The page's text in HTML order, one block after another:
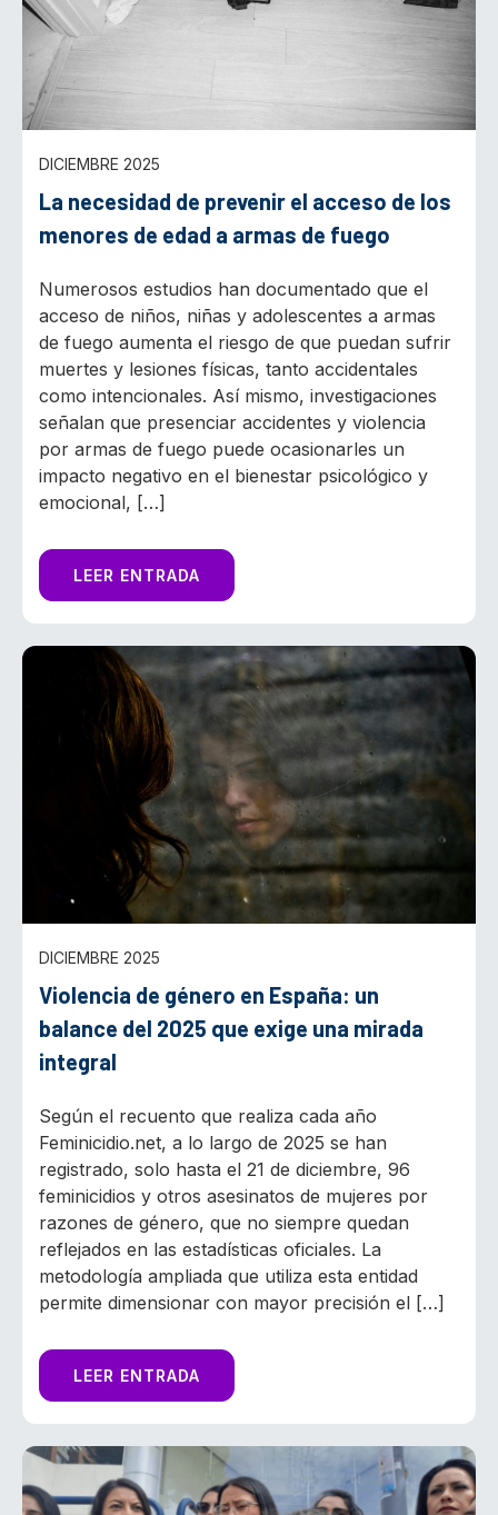
DICIEMBRE 2025
La necesidad de prevenir el acceso de los
menores de edad a armas de fuego
Numerosos estudios han documentado que el
acceso de niños, niñas y adolescentes a armas
de fuego aumenta el riesgo de que puedan sufrir
muertes y lesiones físicas, tanto accidentales
como intencionales. Así mismo, investigaciones
señalan que presenciar accidentes y violencia
por armas de fuego puede ocasionarles un
impacto negativo en el bienestar psicológico y
emocional, […]
LEER ENTRADA
DICIEMBRE 2025
Violencia de género en España: un
balance del 2025 que exige una mirada
integral
Según el recuento que realiza cada año
Feminicidio.net, a lo largo de 2025 se han
registrado, solo hasta el 21 de diciembre, 96
feminicidios y otros asesinatos de mujeres por
razones de género, que no siempre quedan
reflejados en las estadísticas oficiales. La
metodología ampliada que utiliza esta entidad
permite dimensionar con mayor precisión el […]
LEER ENTRADA